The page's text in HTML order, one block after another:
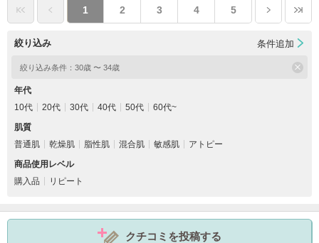
1 2 3 4 5
絞り込み 条件追加
絞り込み条件： 30歳 〜 34歳
年代
10代
20代 30代 40代 50代
60代~
肌質
普通肌
乾燥肌 脂性肌 混合肌 敏感肌
アトピー
商品使用レベル
購入品
リピート
クチコミを投稿する